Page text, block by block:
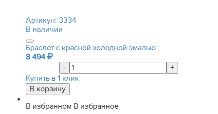
Артикул: 3334
В наличии
Браслет с красной холодной эмалью
8 494
-
+
Купить в 1 клик
В избранном В избранное